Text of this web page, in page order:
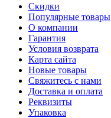
Скидки
Популярные товары
О компании
Гарантия
Условия возврата
Карта сайта
Новые товары
Свяжитесь с нами
Доставка и оплата
Реквизиты
Упаковка